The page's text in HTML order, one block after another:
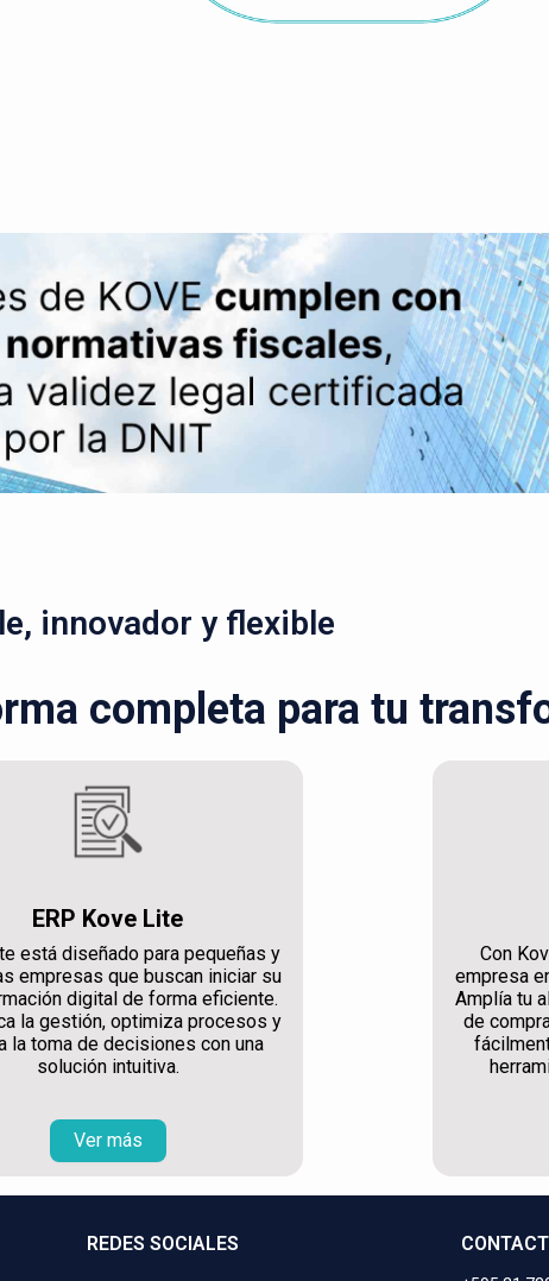
innovador y flexible
completa para tu
ERP Kove Lite
está diseñado para pequeñas y
empresas que buscan iniciar su
digital de forma eficiente.
la gestión, optimiza procesos y
la toma de decisiones con una
solución intuitiva.
Ver más
Con
empresa
Amplía tu
de
REDES SOCIALES